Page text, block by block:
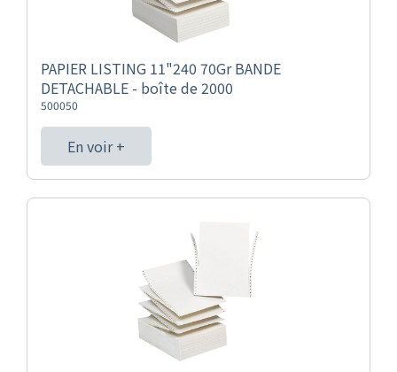
PAPIER LISTING 11"240 70Gr BANDE
DETACHABLE - boîte de 2000
500050
En voir +